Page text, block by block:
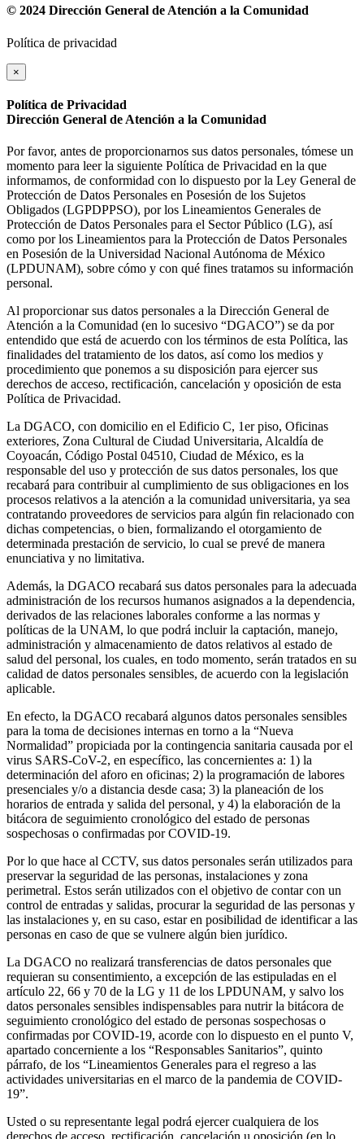
© 2024 Dirección General de Atención a la Comunidad
Política de privacidad
×
Política de Privacidad
Dirección General de Atención a la Comunidad
Por favor, antes de proporcionarnos sus datos personales, tómese un
momento para leer la siguiente Política de Privacidad en la que
informamos, de conformidad con lo dispuesto por la Ley General de
Protección de Datos Personales en Posesión de los Sujetos
Obligados (LGPDPPSO), por los Lineamientos Generales de
Protección de Datos Personales para el Sector Público (LG), así
como por los Lineamientos para la Protección de Datos Personales
en Posesión de la Universidad Nacional Autónoma de México
(LPDUNAM), sobre cómo y con qué fines tratamos su información
personal.
Al proporcionar sus datos personales a la Dirección General de
Atención a la Comunidad (en lo sucesivo “DGACO”) se da por
entendido que está de acuerdo con los términos de esta Política, las
finalidades del tratamiento de los datos, así como los medios y
procedimiento que ponemos a su disposición para ejercer sus
derechos de acceso, rectificación, cancelación y oposición de esta
Política de Privacidad.
La DGACO, con domicilio en el Edificio C, 1er piso, Oficinas
exteriores, Zona Cultural de Ciudad Universitaria, Alcaldía de
Coyoacán, Código Postal 04510, Ciudad de México, es la
responsable del uso y protección de sus datos personales, los que
recabará para contribuir al cumplimiento de sus obligaciones en los
procesos relativos a la atención a la comunidad universitaria, ya sea
contratando proveedores de servicios para algún fin relacionado con
dichas competencias, o bien, formalizando el otorgamiento de
determinada prestación de servicio, lo cual se prevé de manera
enunciativa y no limitativa.
Además, la DGACO recabará sus datos personales para la adecuada
administración de los recursos humanos asignados a la dependencia,
derivados de las relaciones laborales conforme a las normas y
políticas de la UNAM, lo que podrá incluir la captación, manejo,
administración y almacenamiento de datos relativos al estado de
salud del personal, los cuales, en todo momento, serán tratados en su
calidad de datos personales sensibles, de acuerdo con la legislación
aplicable.
En efecto, la DGACO recabará algunos datos personales sensibles
para la toma de decisiones internas en torno a la “Nueva
Normalidad” propiciada por la contingencia sanitaria causada por el
virus SARS-CoV-2, en específico, las concernientes a: 1) la
determinación del aforo en oficinas; 2) la programación de labores
presenciales y/o a distancia desde casa; 3) la planeación de los
horarios de entrada y salida del personal, y 4) la elaboración de la
bitácora de seguimiento cronológico del estado de personas
sospechosas o confirmadas por COVID-19.
Por lo que hace al CCTV, sus datos personales serán utilizados para
preservar la seguridad de las personas, instalaciones y zona
perimetral. Estos serán utilizados con el objetivo de contar con un
control de entradas y salidas, procurar la seguridad de las personas y
las instalaciones y, en su caso, estar en posibilidad de identificar a las
personas en caso de que se vulnere algún bien jurídico.
La DGACO no realizará transferencias de datos personales que
requieran su consentimiento, a excepción de las estipuladas en el
artículo 22, 66 y 70 de la LG y 11 de los LPDUNAM, y salvo los
datos personales sensibles indispensables para nutrir la bitácora de
seguimiento cronológico del estado de personas sospechosas o
confirmadas por COVID-19, acorde con lo dispuesto en el punto V,
apartado concerniente a los “Responsables Sanitarios”, quinto
párrafo, de los “Lineamientos Generales para el regreso a las
actividades universitarias en el marco de la pandemia de COVID-
19”.
Usted o su representante legal podrá ejercer cualquiera de los